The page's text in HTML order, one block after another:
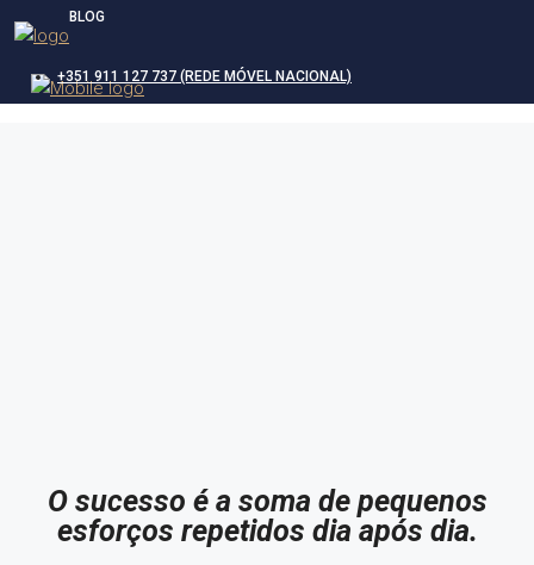
BLOG
+351 911 127 737 (REDE MÓVEL NACIONAL)
O sucesso é a soma de pequenos
esforços repetidos dia após dia.